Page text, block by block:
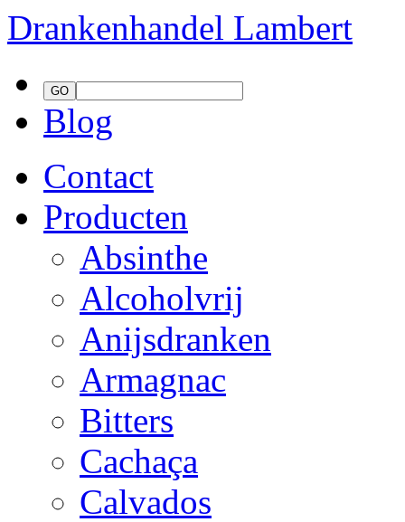
Drankenhandel Lambert
Blog
Contact
Producten
Absinthe
Alcoholvrij
Anijsdranken
Armagnac
Bitters
Cachaça
Calvados